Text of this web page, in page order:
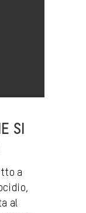
SI
a
al